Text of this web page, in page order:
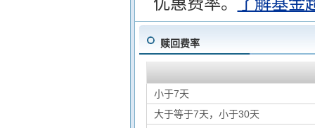
赎回费率
小于7天
大于等于7天，小于30天